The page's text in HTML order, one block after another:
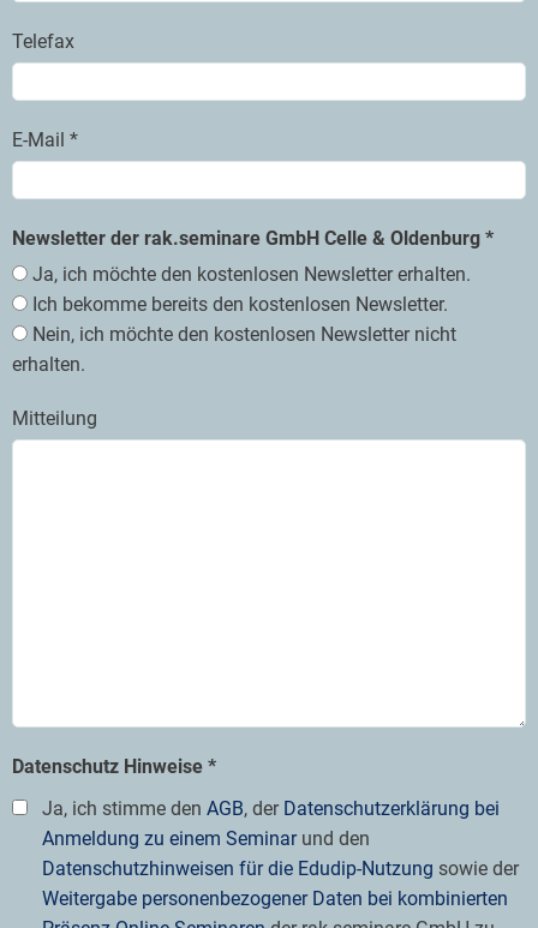
Telefax
E-Mail *
Newsletter der rak.seminare GmbH Celle & Oldenburg *
Ja, ich möchte den kostenlosen Newsletter erhalten.
Ich bekomme bereits den kostenlosen Newsletter.
Nein, ich möchte den kostenlosen Newsletter nicht
erhalten.
Mitteilung
Datenschutz Hinweise *
Ja, ich stimme den AGB, der Datenschutzerklärung bei
Anmeldung zu einem Seminarund den
Datenschutzhinweisen für die Edudip-Nutzung sowie der
Weitergabe personenbezogener Daten bei kombinierten